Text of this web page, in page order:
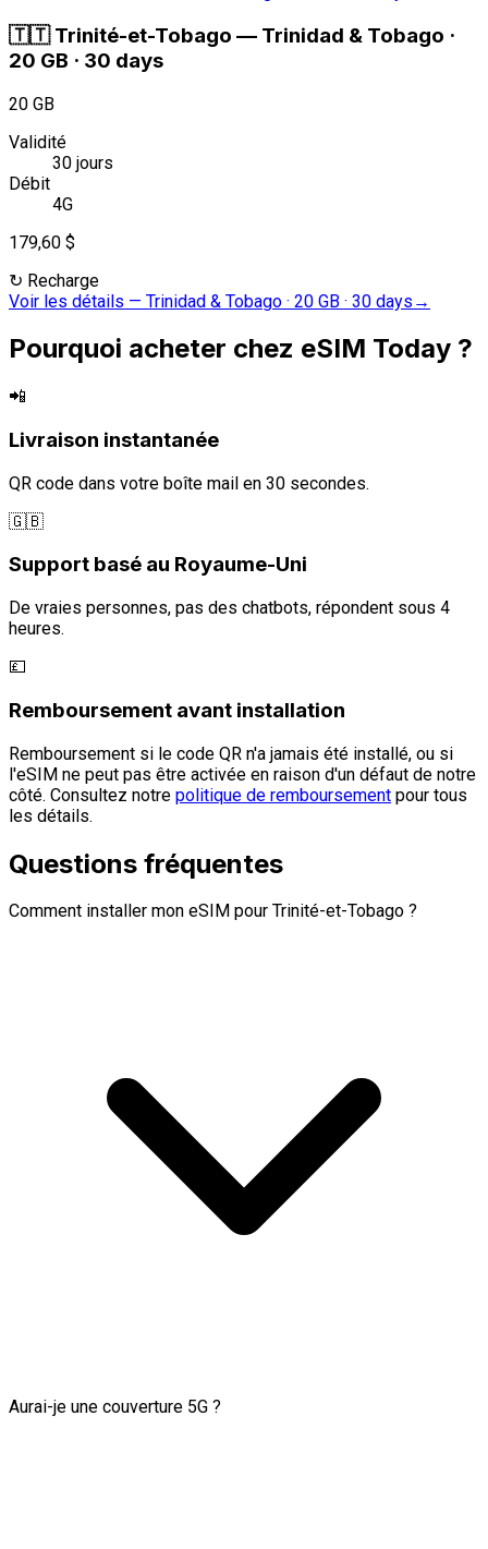
🇹🇹 Trinité-et-Tobago — Trinidad & Tobago ·
20 GB · 30 days
20 GB
Validité
30 jours
Débit
4G
179,60 $
↻ Recharge
Voir les détails — Trinidad & Tobago · 20 GB · 30 days →
Pourquoi acheter chez eSIM Today ?
📲
Livraison instantanée
QR code dans votre boîte mail en 30 secondes.
🇬🇧
Support basé au Royaume-Uni
De vraies personnes, pas des chatbots, répondent sous 4
heures.
💷
Remboursement avant installation
Remboursement si le code QR n'a jamais été installé, ou si
l'eSIM ne peut pas être activée en raison d'un défaut de notre
côté. Consultez notre politique de remboursement pour tous
les détails.
Questions fréquentes
Comment installer mon eSIM pour Trinité-et-Tobago ?
Aurai-je une couverture 5G ?